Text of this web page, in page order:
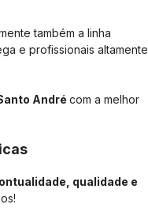
também a linha
e profissionais altamente
André com a melhor
qualidade e